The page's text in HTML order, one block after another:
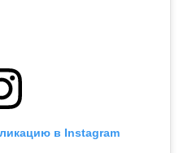
в Instagram